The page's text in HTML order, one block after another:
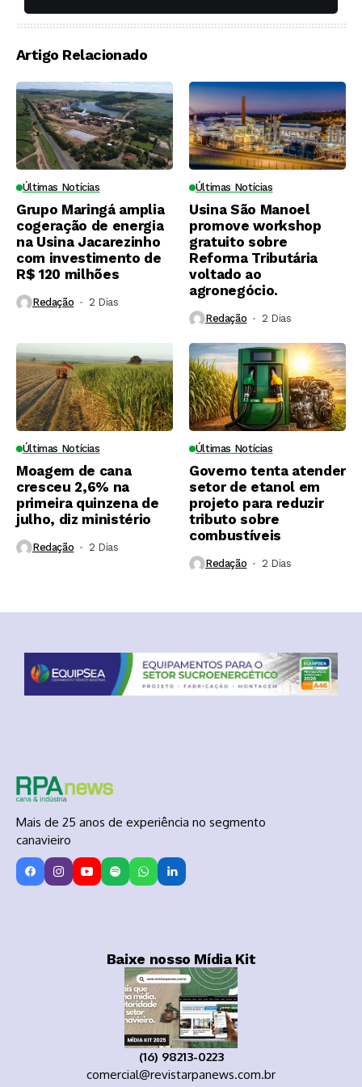
soqueiras?
Artigo Relacionado
Últimas Notícias
Grupo Maringá amplia
cogeração de energia
na Usina Jacarezinho
com investimento de
R$ 120 milhões
Redação 2 Dias ⁮
Últimas Notícias
Usina São Manoel
promove workshop
gratuito sobre
Reforma Tributária
voltado ao
agronegócio.
Redação 2 Dias ⁮
Últimas Notícias
Moagem de cana
cresceu 2,6% na
primeira quinzena de
julho, diz ministério
Redação 2 Dias ⁮
Últimas Notícias
Governo tenta atender
setor de etanol em
projeto para reduzir
tributo sobre
combustíveis
Redação 2 Dias ⁮
Mais de 25 anos de experiência no segmento
canavieiro
Baixe nosso Mídia Kit
(16) 98213-0223
comercial@revistarpanews.com.br